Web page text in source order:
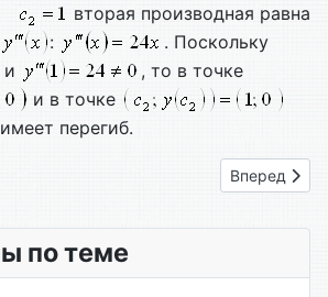
вторая производная равна
:
. Поскольку
и
, то в точке
и в точке
перегиб.
15. Глобальный экстремумСледующий:
Вперед
по теме